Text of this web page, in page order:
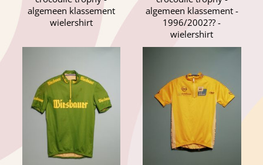
algemeen klassement
wielershirt
algemeen klassement -
1996/2002?? -
wielershirt